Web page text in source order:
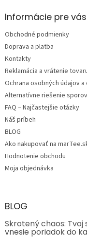
ä
e
Informácie pre vás
Obchodné podmienky
Doprava a platba
Kontakty
Reklamácia a vrátenie
Ochrana osobných údajov
Alternatívne riešenie sporov
FAQ – Najčastejšie otázky
Náš príbeh
BLOG
Ako nakupovať na
Hodnotenie obchodu
Moja objednávka
BLOG
Skrotený chaos:
vnesie poriadok do